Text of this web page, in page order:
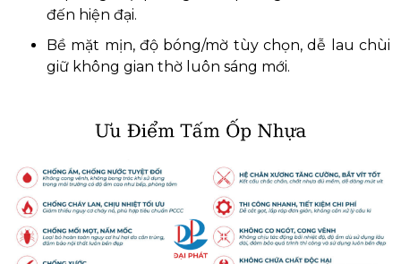
đến hiện đại.
Bề mặt mịn, độ bóng/mờ tùy chọn, dễ lau chùi
giữ không gian thờ luôn sáng mới.